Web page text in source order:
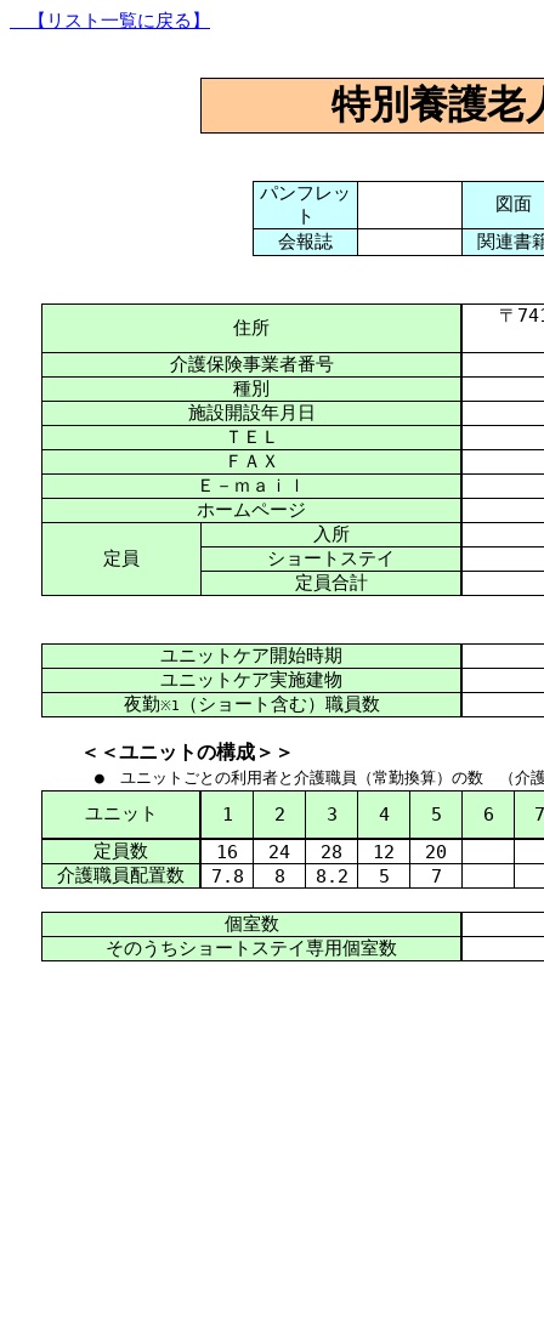
【リスト一覧に戻る】
特別養護
パンフレッ
ト
図面
会報誌
関連書
住所
〒
介護保険事業者番号
種別
施設開設年月日
ＴＥＬ
ＦＡＸ
Ｅ－ｍａｉｌ
ホームページ
定員
入所
ショートステイ
定員合計
ユニットケア開始時期
ユニットケア実施建物
夜勤※1 （ショート含む）職員数
＜＜ユニットの構成＞＞
● ユニットごとの利用者と介護職員（常勤換算）の数 （介護
ユニット 1 2 3 4 5 6
7
定員数
16 24 28 12
20
介護職員配置数 7.8 8 8.2 5 7
個室数
そのうちショートステイ専用個室数